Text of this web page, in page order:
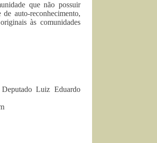
que não possuir
auto-reconhecimento,
às comunidades
Luiz Eduardo